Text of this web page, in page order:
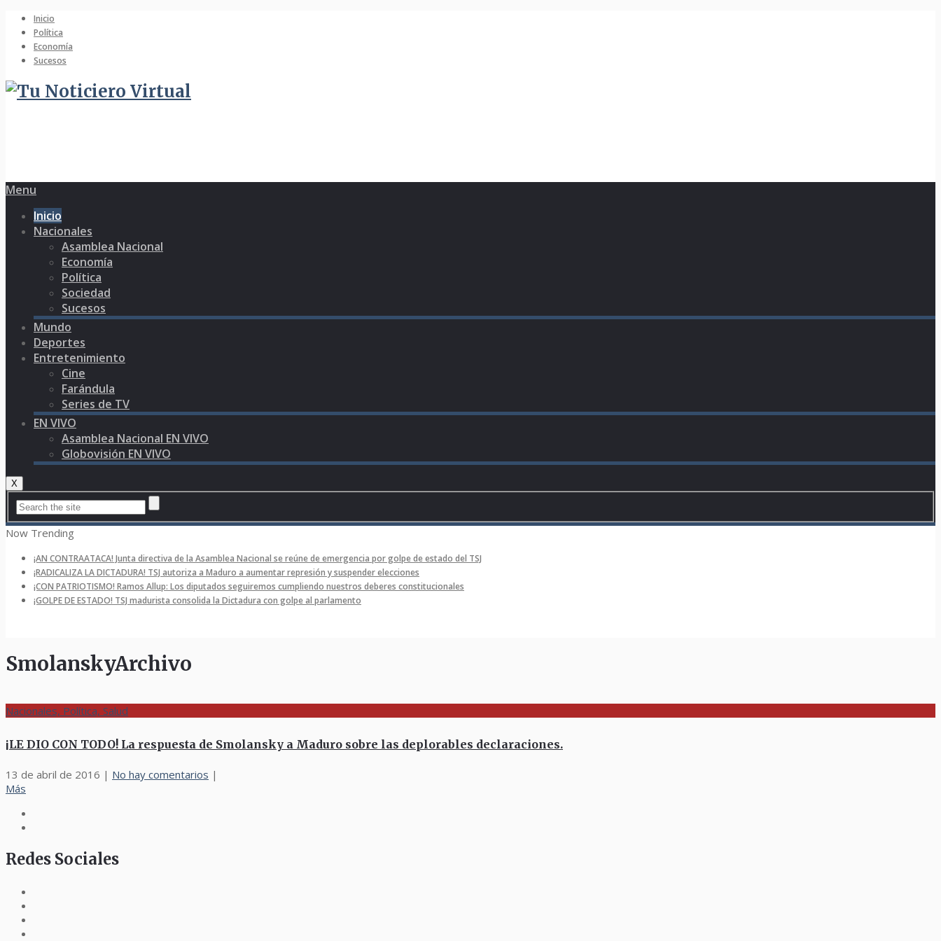
Inicio
Política
Economía
Sucesos
Menu
Inicio
Nacionales
Asamblea Nacional
Economía
Política
Sociedad
Sucesos
Mundo
Deportes
Entretenimiento
Cine
Farándula
Series de TV
EN VIVO
Asamblea Nacional EN VIVO
Globovisión EN VIVO
X
Now Trending
¡AN CONTRAATACA! Junta directiva de la Asamblea Nacional se reúne de emergencia por golpe de estado del TSJ
¡RADICALIZA LA DICTADURA! TSJ autoriza a Maduro a aumentar represión y suspender elecciones
¡CON PATRIOTISMO! Ramos Allup: Los diputados seguiremos cumpliendo nuestros deberes constitucionales
¡GOLPE DE ESTADO! TSJ madurista consolida la Dictadura con golpe al parlamento
SmolanskyArchivo
Nacionales, Política, Salud
¡LE DIO CON TODO! La respuesta de Smolansky a Maduro sobre las deplorables declaraciones.
13 de abril de 2016 | No hay comentarios |
Más
Redes Sociales